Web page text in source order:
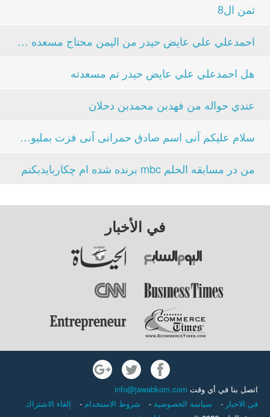
ثمن ال8
احمدعلي علي عايض حيدر من اليمن محتاج مسعده منك...
هل احمدعلي علي عايض حيدر تم مسعدته
عندي حواله من فهدبن محمدبن دحلان
سلام علیکم آنی اسم صادق حمرانی آنی فزت بملیون دلار...
من در مسابقه الحلم mbc برنده شده ام چکاربایدبکنم
في الأخبار
اتصل بنا في أي وقت info@jawabkom.com
في الاخبار - سياسة الخصوصية - شروط الاستخدام -
إلغاء الاشتراك